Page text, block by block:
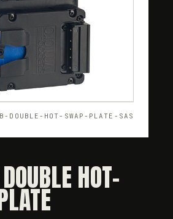
DOUBLE-HOT-SWAP-PLATE-SAS
HOT-